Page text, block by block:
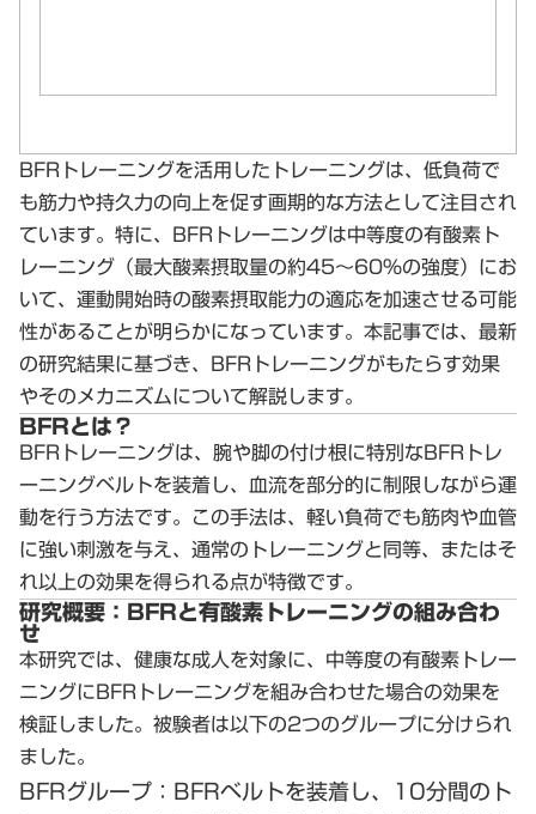
BFRトレーニングを活用したトレーニングは、低負荷で
も筋力や持久力の向上を促す画期的な方法として注目され
ています。特に、BFRトレーニングは中等度の有酸素ト
レーニング（最大酸素摂取量の約45～60％の強度）にお
いて、運動開始時の酸素摂取能力の適応を加速させる可能
性があることが明らかになっています。本記事では、最新
の研究結果に基づき、BFRトレーニングがもたらす効果
やそのメカニズムについて解説します。
BFRとは？
BFRトレーニングは、腕や脚の付け根に特別なBFRトレ
ーニングベルトを装着し、血流を部分的に制限しながら運
動を行う方法です。この手法は、軽い負荷でも筋肉や血管
に強い刺激を与え、通常のトレーニングと同等、またはそ
れ以上の効果を得られる点が特徴です。
研究概要：BFRと有酸素トレーニングの組み合わ
せ
本研究では、健康な成人を対象に、中等度の有酸素トレー
ニングにBFRトレーニングを組み合わせた場合の効果を
検証しました。被験者は以下の2つのグループに分けられ
ました。
BFRグループ ：BFRベルトを装着し、10分間のト